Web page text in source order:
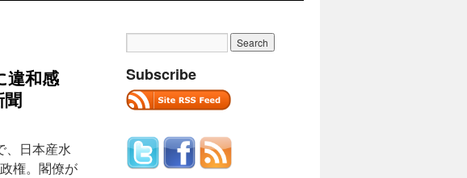
違和感
、日本産水
権。閣僚が
Subscribe